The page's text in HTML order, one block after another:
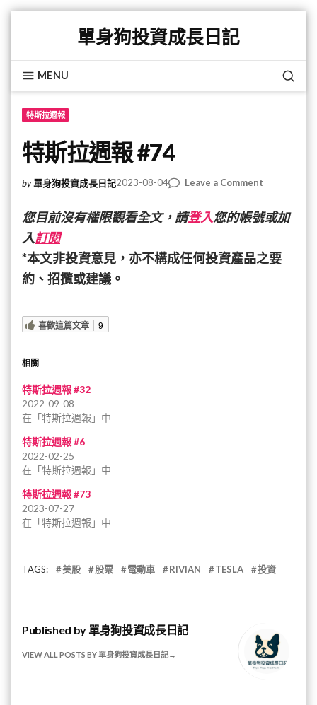
content
單身狗投資成長日記
MENU
特斯拉週報
特斯拉週報 #74
by 單身狗投資成長日記2023-08-04 Leave a Commenton
斯
拉
報
您目前沒有權限觀看全文，請登入您的帳號或加
入訂閱
*本文非投資意見，亦不構成任何投資產品之要
約、招攬或建議。
喜歡這篇文章 9
相關
特斯拉週報 #32
2022-09-08
在「特斯拉週報」中
特斯拉週報 #6
2022-02-25
在「特斯拉週報」中
特斯拉週報 #73
2023-07-27
在「特斯拉週報」中
TAGS: 美股 股票 電動車 RIVIAN TESLA 投資
Published by 單身狗投資成長日記
VIEW ALL POSTS BY 單身狗投資成長日記